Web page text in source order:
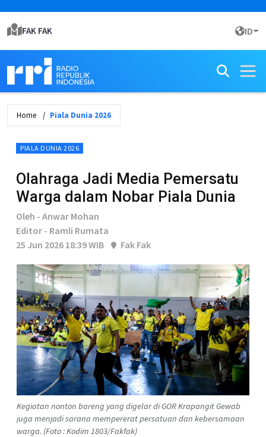
FAK FAK ID
Home Piala Dunia 2026
PIALA DUNIA 2026
Olahraga Jadi Media Pemersatu
Warga dalam Nobar Piala Dunia
Oleh - Anwar Mohan
Editor - Ramli Rumata
25 Jun 2026 18:39 WIB
Fak Fak
Kegiatan nonton bareng yang digelar di GOR Krapangit Gewab
juga menjadi sarana mempererat persatuan dan kebersamaan
warga. (Foto : Kodim 1803/Fakfak)